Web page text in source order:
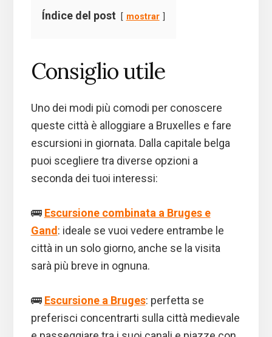
Índice del post mostrar
Consiglio utile
Uno dei modi più comodi per conoscere
queste città è alloggiare a Bruxelles e fare
escursioni in giornata. Dalla capitale belga
puoi scegliere tra diverse opzioni a
seconda dei tuoi interessi:
🚌 Escursione combinata a Bruges e
Gand: ideale se vuoi vedere entrambe le
città in un solo giorno, anche se la visita
sarà più breve in ognuna.
🚌 Escursione a Bruges: perfetta se
preferisci concentrarti sulla città medievale